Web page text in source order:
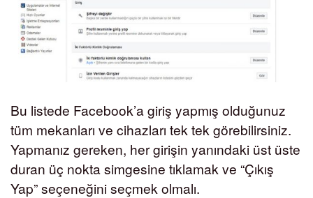
Bu listede Facebook’a giriş yapmış olduğunuz
tüm mekanları ve cihazları tek tek görebilirsiniz.
Yapmanız gereken, her girişin yanındaki üst üste
duran üç nokta simgesine tıklamak ve “Çıkış
Yap” seçeneğini seçmek olmalı.